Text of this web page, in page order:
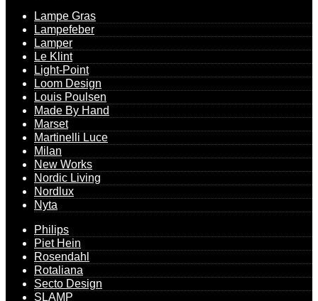
Lampe Gras
Lampefeber
Lamper
Le Klint
Light-Point
Loom Design
Louis Poulsen
Made By Hand
Marset
Martinelli Luce
Milan
New Works
Nordic Living
Nordlux
Nyta
Philips
Piet Hein
Rosendahl
Rotaliana
Secto Design
SLAMP